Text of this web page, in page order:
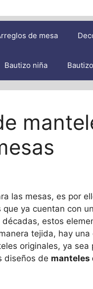
de mesa
Bautizo niña
las mesas, es por
ya cuentan con
estos
tejida, hay
originales, ya sea
diseños de manteles